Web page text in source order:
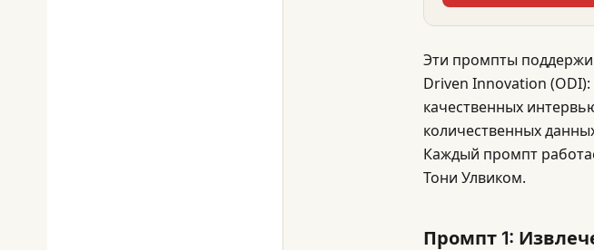
Эти промпты
Driven Innovation
качественных
количественных
Каждый промпт
Тони Улвиком.
Промпт 1: